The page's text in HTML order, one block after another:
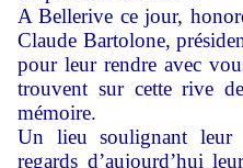
A Bellerive ce jour,
Claude Bartolone,
pour leur rendre avec
trouvent sur cette rive
mémoire.
Un lieu soulignant leur
regards d’aujourd’hui